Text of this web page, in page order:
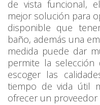
de vista funcional,
mejor solución para
disponible que
baño, además una
medida puede dar
permite la selección
escoger las
tiempo de vida útil
ofrecer un